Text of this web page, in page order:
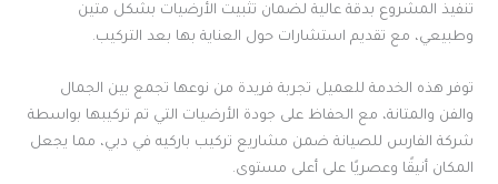
تنفيذ المشروع بدقة عالية لضمان تثبيت الأرضيات بشكل متين
وطبيعي، مع تقديم استشارات حول العناية بها بعد التركيب.
توفر هذه الخدمة للعميل تجربة فريدة من نوعها تجمع بين الجمال
والفن والمتانة، مع الحفاظ على جودة الأرضيات التي تم تركيبها بواسطة
شركة الفارس للصيانة ضمن مشاريع تركيب باركيه في دبي، مما يجعل
المكان أنيقًا وعصريًا على أعلى مستوى.